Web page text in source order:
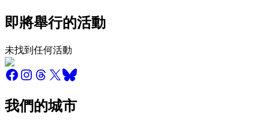
即將舉行的活動
未找到任何活動
我們的城市